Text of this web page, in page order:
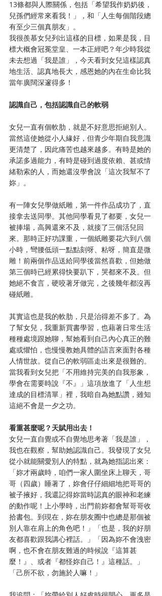
13條都與人際關係，包括「希望我作奶奶後，
兒孫們經常來看我！」，和「人生每個階段總
有至少三個真朋友」。
我很羨慕女兒列出這樣的目標，如果是我，目
標大概會冠冕堂皇、一本正經吧？年少時我從
未去想過「我是誰」，今天看到女兒這樣認真
地生活、認真地長大，感恩她的內在生命比我
當年廣闊深邃得多！
認識自己，包括認識自己的軟弱
女兒一直有個軟肋，就是不好意思拒絕別人。
當然這使她從小人緣好，但青少年期自我意識
更清楚了，因此痛苦也越來越多。有時是她的
承諾多過能力，有時是碰到過度依賴、甚或情
緒勒索的人，而她還沒學會說「這次我幫不了
妳」。
有一陣女兒學做紙雕，第一件作品成功了，直
接拿去送同學。其他同學看見了都要，女兒一
被捧場，高興還來不及，就接了三個活兒回
來。那時正好功課重，一個紙雕要花六到八個
小時，彎腰低頭一點點刻呀、粘呀，簡直是微
雕！前兩個作品送給同學後當然喜歡，但她做
第三個時已經累得快要趴下，哭都來不及。但
她絕不食言，硬咬著牙做完，之後幾年都沒再
碰紙雕。
其實這也是我的軟肋，只是治得差不多了。為
了幫女兒，我重新買書學習，也藉著日常生活
種種處境跟她聊，幫她看到自己內心真正的難
處或懼怕，也慢慢教她具體的語言來面對各種
人情世故。從自己的軟弱區走出來是很難的。
當我看到女兒把「不用維持完美的自我形象，
學會在需要時說『不』」這項放進了「人生想
達成的目標清單」裡，我暗自為她點讚，雖知
這絕不會是一夕之功。
看重甚麼呢？天賦用出去！
女兒一直自覺或不自覺地思考著「我是誰」，
我也在觀察，幫助她認識自己。我發現了女兒
從小就能關愛別人的特點，就為她指認出來：
「妳才兩歲時，咱們一家人圍坐床上聊天，哥
哥（四歲）睡著了，妳會仔仔細細地把哥哥的
被子掖好，我還記得妳當時認真的眼神和老練
的動作呢！上小學時，出門前妳都會幫哥哥收
拾書包。到現在，妳在朋友圈中也總是那個被
別人靠在肩上的角色吧！」「也是，我的好朋
友都喜歡跟我講心裡話。」「因為妳不會洩密
啊，也不會在朋友難過的時候說『這算甚
麼！』、或者『都怪妳自己！』這種話。」
「己所不欲，勿施於人嘛！」